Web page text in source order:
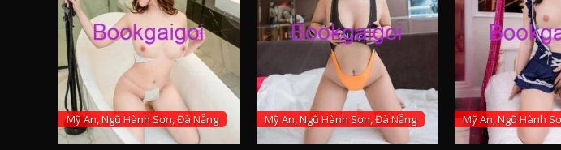
Mỹ An, Ngũ Hành Sơn, Đà Nẵng Mỹ An, Ngũ Hành Sơn, Đà Nẵng Mỹ An, Ngũ Hành